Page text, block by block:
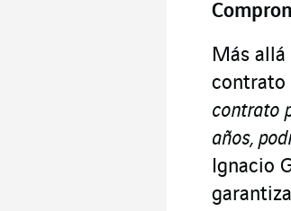
Más allá
contrato
contrato
años,
Ignacio